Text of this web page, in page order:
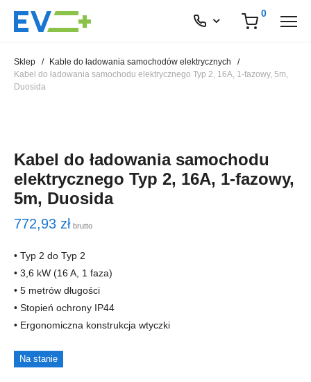
0
Sklep / Kable do ładowania samochodów elektrycznych
/
Kabel do ładowania samochodu elektrycznego Typ 2, 16A, 1-fazowy, 5m,
Duosida
Kabel do ładowania samochodu
elektrycznego Typ 2, 16A, 1-fazowy,
5m, Duosida
772,93 zł brutto
• Typ 2 do Typ 2
• 3,6 kW (16 A, 1 faza)
• 5 metrów długości
• Stopień ochrony IP44
• Ergonomiczna konstrukcja wtyczki
Na stanie